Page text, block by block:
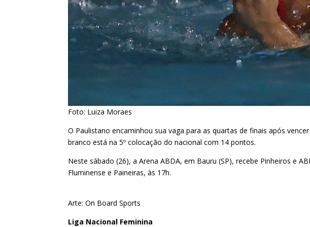
Foto: Luiza Moraes
O Paulistano encaminhou sua vaga para as quartas de finais após
branco está na 5º colocação do nacional com 14 pontos.
Neste sábado (26), a Arena ABDA, em Bauru (SP), recebe Pinheiros e
Fluminense e Paineiras, às 17h.
Arte: On Board Sports
Liga Nacional Feminina